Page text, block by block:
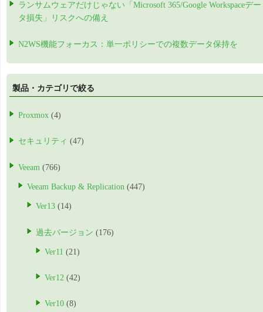
ランサムウェアだけじゃない「Microsoft 365/Google Workspaceデー
タ損失」リスクへの備え
N2WS機能フォーカス：単一ポリシーでの複数データ保持を
製品・カテゴリで絞る
Proxmox (4)
セキュリティ (47)
Veeam (766)
Veeam Backup & Replication (447)
Ver13 (14)
過去バージョン (176)
Ver11 (21)
Ver12 (42)
Ver10 (8)